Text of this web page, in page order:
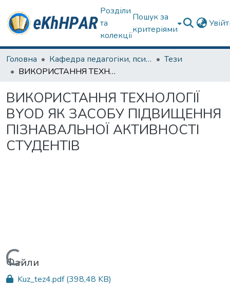
Розділи
та
колекції
Пошук за
критеріями
Головна Кафедра педагогіки, психології, початкової освіти та освітнього менеджменту
Тези
ВИКОРИСТАННЯ ТЕХНОЛОГІЇ BYOD ЯК ЗАСОБУ ПІДВИЩЕННЯ ПІЗНАВАЛЬНОЇ АКТИВНОСТІ СТУДЕНТІВ
ВИКОРИСТАННЯ ТЕХНОЛОГІЇ
BYOD ЯК ЗАСОБУ ПІДВИЩЕННЯ
ПІЗНАВАЛЬНОЇ АКТИВНОСТІ
СТУДЕНТІВ
Вантажиться...
Файли
Kuz_tez4.pdf(398,48 KB)